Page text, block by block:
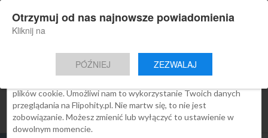
Nowa aplikacja Flipohity
Aktualne wiadomości, artykuły, TOP
Instalacja
All posts tagged "ubezpieczenie
podróży"
Zgoda Szczegóły O cookies
Ta strona używa plików cookies
We Flipo robimy wszystko, aby pokazać Ci tylko te treści, które
plików cookie. Umożliwi nam to wykorzystanie Twoich danych
przeglądania na Flipohity.pl. Nie martw się, to nie jest
zobowiązanie. Możesz zmienić lub wyłączyć to ustawienie w
dowolnym momencie.
Otrzymuj od nas najnowsze powiadomienia
Kliknij na
PÓŹNIEJ ZEZWALAJ